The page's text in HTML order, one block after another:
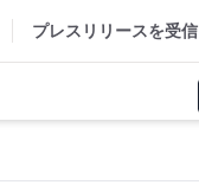
プレスリリースを受信